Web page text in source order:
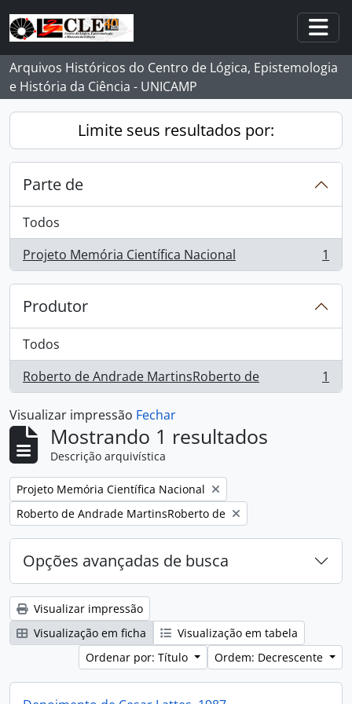
Skip to main content
Arquivos Históricos do Centro de Lógica, Epistemologia
e História da Ciência - UNICAMP
Limite seus resultados por:
Parte de
Todos
Projeto Memória Científica Nacional
, 1 resultados 1
Produtor
Todos
Roberto de Andrade MartinsRoberto de
, 1 resultados 1
Visualizar impressão Fechar
Mostrando 1 resultados
Descrição arquivística
Remover filtro:
Projeto Memória Científica Nacional
Remover filtro:
Roberto de Andrade MartinsRoberto de
Opções avançadas de busca
Visualizar impressão
Visualização em ficha
Visualização em tabela
Ordenar por: Título
Ordem: Decrescente